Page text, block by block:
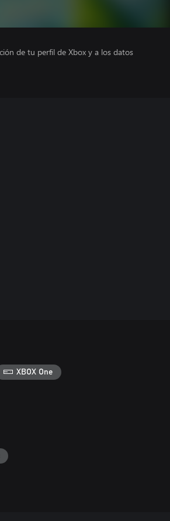
de tu perfil de Xbox y a los datos
XBOX One